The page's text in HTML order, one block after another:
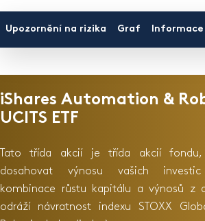
Upozornění na rizika Graf Informace
iShares Automation &
UCITS ETF
Tato třída akcií je třída akcií
dosahovat výnosu vašich investic
kombinace růstu kapitálu a výnosů z
odráží návratnost indexu STOXX